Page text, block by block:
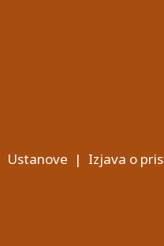
Ustanove | Izjava o